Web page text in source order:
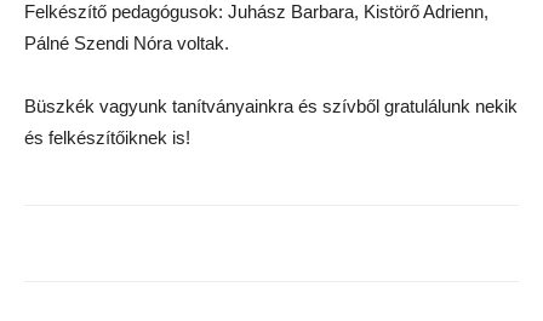
Felkészítő pedagógusok: Juhász Barbara, Kistörő Adrienn,
Pálné Szendi Nóra voltak.
Büszkék vagyunk tanítványainkra és szívből gratulálunk nekik
és felkészítőiknek is!